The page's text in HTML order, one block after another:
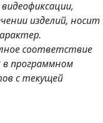
изделий, носит
соответствие
в программном
с текущей